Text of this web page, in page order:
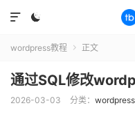


wordpress教程  正文
通过SQL修改
2026-03-03 分类：